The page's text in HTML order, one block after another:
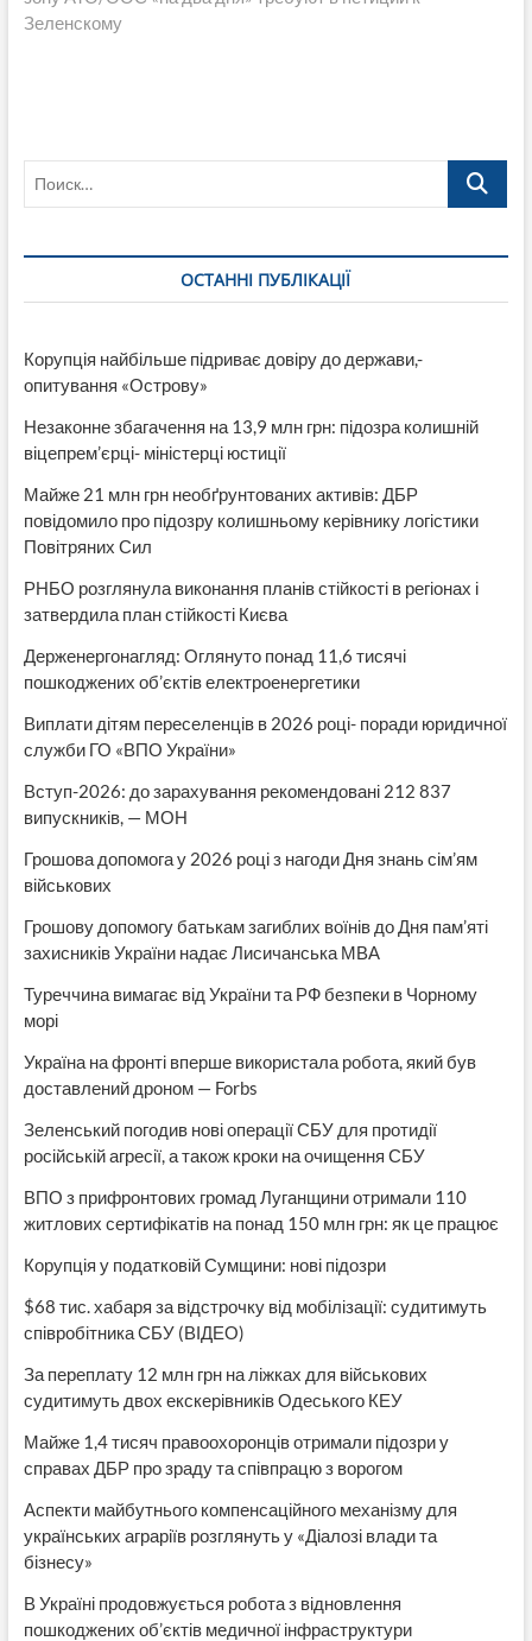
Зеленскому
Поиск…
ОСТАННІ ПУБЛІКАЦІЇ
Корупція найбільше підриває довіру до держави,-
опитування «Острову»
Незаконне збагачення на 13,9 млн грн: підозра колишній
віцепрем’єрці- міністерці юстиції
Майже 21 млн грн необґрунтованих активів: ДБР
повідомило про підозру колишньому керівнику логістики
Повітряних Сил
РНБО розглянула виконання планів стійкості в регіонах і
затвердила план стійкості Києва
Держенергонагляд: Оглянуто понад 11,6 тисячі
пошкоджених об’єктів електроенергетики
Виплати дітям переселенців в 2026 році- поради юридичної
служби ГО «ВПО України»
Вступ-2026: до зарахування рекомендовані 212 837
випускників, — МОН
Грошова допомога у 2026 році з нагоди Дня знань сім’ям
військових
Грошову допомогу батькам загиблих воїнів до Дня пам’яті
захисників України надає Лисичанська МВА
Туреччина вимагає від України та РФ безпеки в Чорному
морі
Україна на фронті вперше використала робота, який був
доставлений дроном — Forbs
Зеленський погодив нові операції СБУ для протидії
російській агресії, а також кроки на очищення СБУ
ВПО з прифронтових громад Луганщини отримали 110
житлових сертифікатів на понад 150 млн грн: як це працює
Корупція у податковій Сумщини: нові підозри
$68 тис. хабаря за відстрочку від мобілізації: судитимуть
співробітника СБУ (ВІДЕО)
За переплату 12 млн грн на ліжках для військових
судитимуть двох екскерівників Одеського КЕУ
Майже 1,4 тисяч правоохоронців отримали підозри у
справах ДБР про зраду та співпрацю з ворогом
Аспекти майбутнього компенсаційного механізму для
українських аграріїв розглянуть у «Діалозі влади та
бізнесу»
В Україні продовжується робота з відновлення
пошкоджених об’єктів медичної інфраструктури